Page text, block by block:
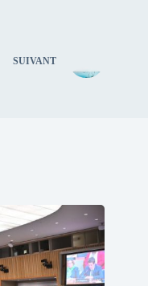
SUIVANT